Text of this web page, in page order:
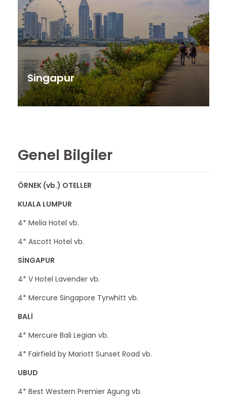
Singapur
Genel Bilgiler
ÖRNEK (vb.) OTELLER
KUALA LUMPUR
4* Melia Hotel vb.
4* Ascott Hotel vb.
SİNGAPUR
4* V Hotel Lavender vb.
4* Mercure Singapore Tyrwhitt vb.
BALİ
4* Mercure Bali Legian vb.
4* Fairfield by Mariott Sunset Road vb.
UBUD
4* Best Western Premier Agung vb.